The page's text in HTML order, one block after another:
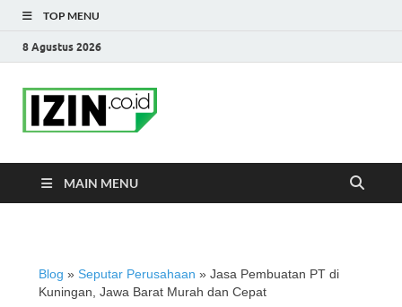
TOP MENU
8 Agustus 2026
MAIN MENU
Blog » Seputar Perusahaan » Jasa Pembuatan PT di
Kuningan, Jawa Barat Murah dan Cepat